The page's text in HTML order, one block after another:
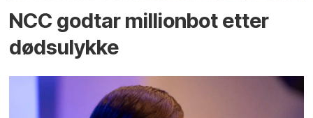
NCC godtar millionbot etter
dødsulykke